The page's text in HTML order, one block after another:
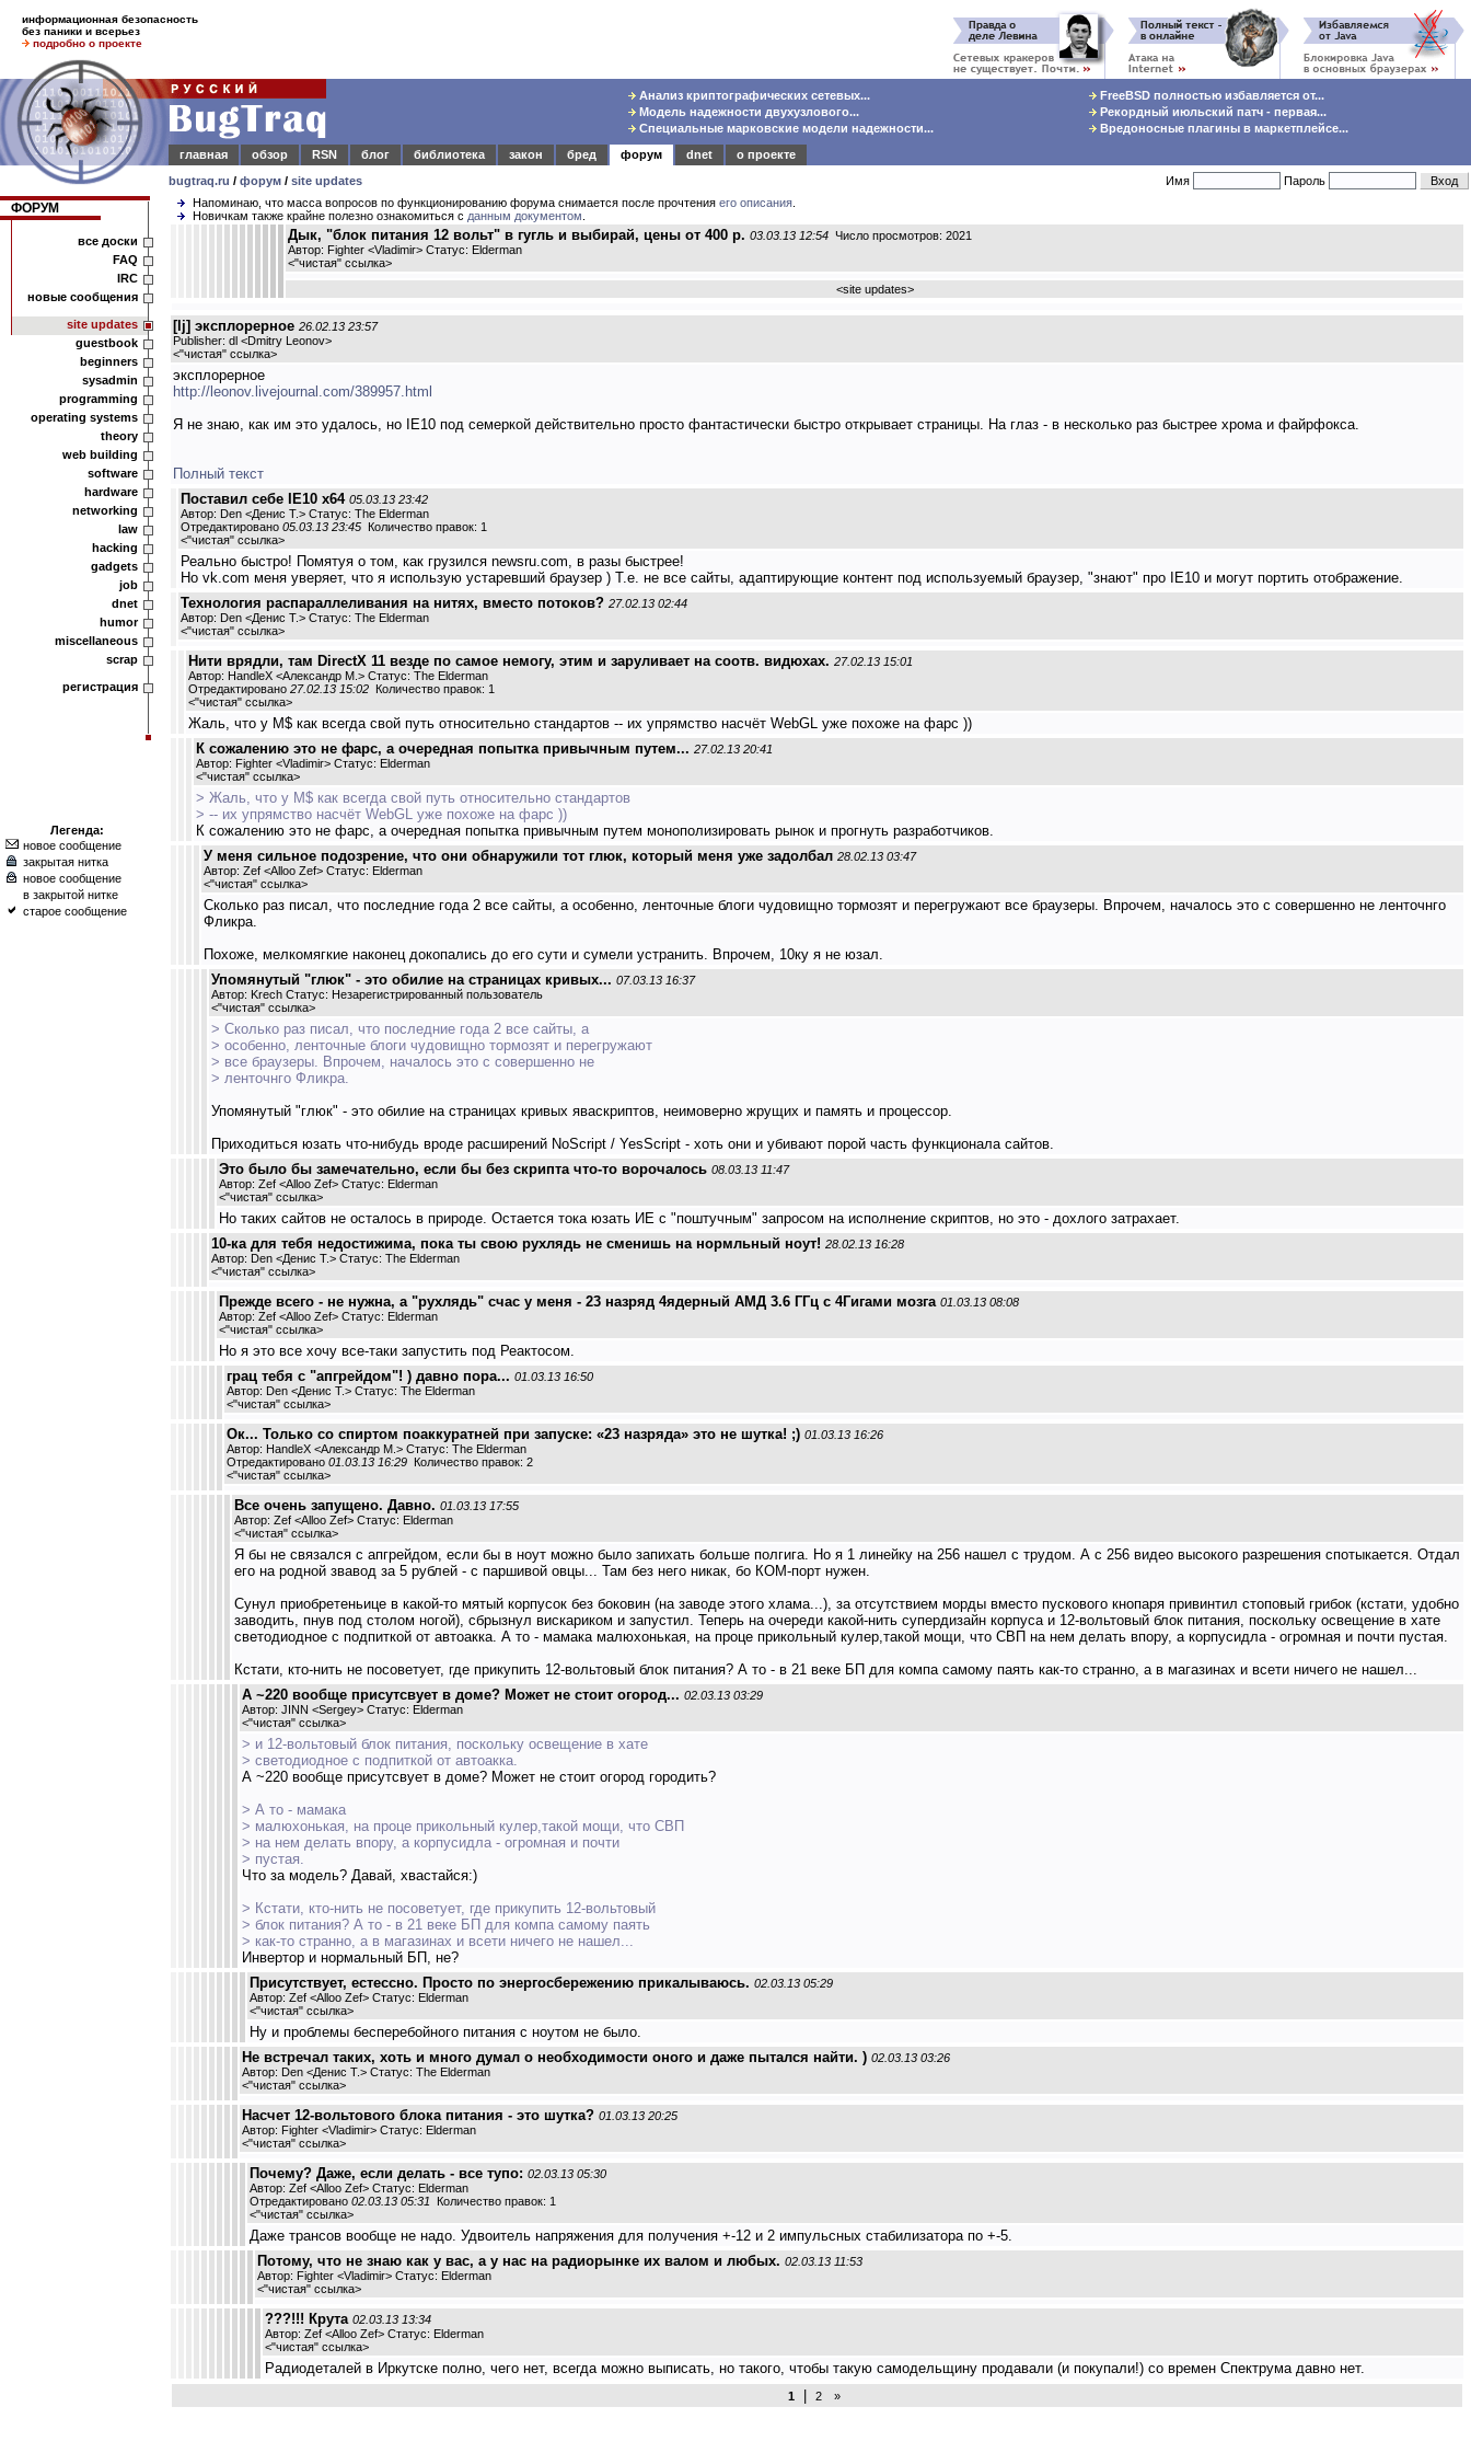
информационная безопасность
без паники и всерьез
подробно о проекте
Анализ криптографических сетевых...
Модель надежности двухузлового...
Специальные марковские модели надежности...
FreeBSD полностью избавляется от...
Рекордный июльский патч - первая...
Вредоносные плагины в маркетплейсе...
главная
обзор RSN блог библиотека закон бред форум dnet
о проекте
bugtraq.ru / форум / site updates Имя Пароль
ФОРУМ
все доски
FAQ
IRC
новые сообщения
site updates
guestbook
beginners
sysadmin
programming
operating systems
theory
web building
software
hardware
networking
law
hacking
gadgets
job
dnet
humor
miscellaneous
scrap
регистрация
Легенда:
новое сообщение
закрытая нитка
новое сообщение
в закрытой нитке
старое сообщение
Напоминаю, что масса вопросов по функционированию форума снимается после прочтения его описания
Новичкам также крайне полезно ознакомиться с данным документом
Дык, "блок питания 12 вольт" в гугль и выбирай, цены от 400 р. 03.03.13 12:54 Число просмотров: 2021
Автор: Fighter <Vladimir> Статус: Elderman
<"чистая" ссылка>
<site updates>
[lj] эксплорерное 26.02.13 23:57
Publisher: dl <Dmitry Leonov>
<"чистая" ссылка>
эксплорерное
http://leonov.livejournal.com/389957.html
Я не знаю, как им это удалось, но IE10 под семеркой действительно просто фантастически быстро открывает страницы. На глаз - в несколько раз быстрее хрома и файрфокса.
Полный текст
Поставил себе IE10 x64 05.03.13 23:42
Автор: Den <Денис Т.> Статус: The Elderman
Отредактировано 05.03.13 23:45 Количество правок: 1
<"чистая" ссылка>
Реально быстро! Помятуя о том, как грузился newsru.com, в разы быстрее!
Но vk.com меня уверяет, что я использую устаревший браузер ) Т.е. не все сайты, адаптирующие контент под используемый браузер, "знают" про IE10 и могут портить отображение.
Технология распараллеливания на нитях, вместо потоков? 27.02.13 02:44
Автор: Den <Денис Т.> Статус: The Elderman
<"чистая" ссылка>
Нити врядли, там DirectX 11 везде по самое немогу, этим и заруливает на соотв. видюхах. 27.02.13 15:01
Автор: HandleX <Александр М.> Статус: The Elderman
Отредактировано 27.02.13 15:02 Количество правок: 1
<"чистая" ссылка>
Жаль, что у M$ как всегда свой путь относительно стандартов -- их упрямство насчёт WebGL уже похоже на фарс ))
К сожалению это не фарс, а очередная попытка привычным путем... 27.02.13 20:41
Автор: Fighter <Vladimir> Статус: Elderman
<"чистая" ссылка>
> Жаль, что у M$ как всегда свой путь относительно стандартов
> -- их упрямство насчёт WebGL уже похоже на фарс ))
К сожалению это не фарс, а очередная попытка привычным путем монополизировать рынок и прогнуть разработчиков.
У меня сильное подозрение, что они обнаружили тот глюк, который меня уже задолбал 28.02.13 03:47
Автор: Zef <Alloo Zef> Статус: Elderman
<"чистая" ссылка>
Сколько раз писал, что последние года 2 все сайты, а особенно, ленточные блоги чудовищно тормозят и перегружают все браузеры. Впрочем, началось это с совершенно не ленточнго
Фликра.
Похоже, мелкомягкие наконец докопались до его сути и сумели устранить. Впрочем, 10ку я не юзал.
Упомянутый "глюк" - это обилие на страницах кривых... 07.03.13 16:37
Автор: Krech Статус: Незарегистрированный пользователь
<"чистая" ссылка>
> Сколько раз писал, что последние года 2 все сайты, а
> особенно, ленточные блоги чудовищно тормозят и перегружают
> все браузеры. Впрочем, началось это с совершенно не
> ленточнго Фликра.
Упомянутый "глюк" - это обилие на страницах кривых яваскриптов, неимоверно жрущих и память и процессор.
Приходиться юзать что-нибудь вроде расширений NoScript / YesScript - хоть они и убивают порой часть функционала сайтов.
Это было бы замечательно, если бы без скрипта что-то ворочалось 08.03.13 11:47
Автор: Zef <Alloo Zef> Статус: Elderman
<"чистая" ссылка>
Но таких сайтов не осталось в природе. Остается тока юзать ИЕ с "поштучным" запросом на исполнение скриптов, но это - дохлого затрахает.
10-ка для тебя недостижима, пока ты свою рухлядь не сменишь на нормльный ноут! 28.02.13 16:28
Автор: Den <Денис Т.> Статус: The Elderman
<"чистая" ссылка>
Прежде всего - не нужна, а "рухлядь" счас у меня - 23 назряд 4ядерный АМД 3.6 ГГц с 4Гигами мозга 01.03.13 08:08
Автор: Zef <Alloo Zef> Статус: Elderman
<"чистая" ссылка>
Но я это все хочу все-таки запустить под Реактосом.
грац тебя с "апгрейдом"! ) давно пора... 01.03.13 16:50
Автор: Den <Денис Т.> Статус: The Elderman
<"чистая" ссылка>
Ок... Только со спиртом поаккуратней при запуске: «23 назряда» это не шутка! ;) 01.03.13 16:26
Автор: HandleX <Александр М.> Статус: The Elderman
Отредактировано 01.03.13 16:29 Количество правок: 2
<"чистая" ссылка>
Все очень запущено. Давно. 01.03.13 17:55
Автор: Zef <Alloo Zef> Статус: Elderman
<"чистая" ссылка>
Я бы не связался с апгрейдом, если бы в ноут можно было запихать больше полгига. Но я 1 линейку на 256 нашел с трудом. А с 256 видео высокого разрешения спотыкается. Отдал
его на родной звавод за 5 рублей - с паршивой овцы... Там без него никак, бо КОМ-порт нужен.
Сунул приобретеньице в какой-то мятый корпусок без боковин (на заводе этого хлама...), за отсутствием морды вместо пускового кнопаря привинтил стоповый грибок (кстати, удобно
заводить, пнув под столом ногой), сбрызнул вискариком и запустил. Теперь на очереди какой-нить супердизайн корпуса и 12-вольтовый блок питания, поскольку освещение в хате
светодиодное с подпиткой от автоакка. А то - мамака малюхонькая, на проце прикольный кулер,такой мощи, что СВП на нем делать впору, а корпусидла - огромная и почти пустая.
Кстати, кто-нить не посоветует, где прикупить 12-вольтовый блок питания? А то - в 21 веке БП для компа самому паять как-то странно, а в магазинах и всети ничего не нашел...
А ~220 вообще присутсвует в доме? Может не стоит огород... 02.03.13 03:29
Автор: JINN <Sergey> Статус: Elderman
<"чистая" ссылка>
> и 12-вольтовый блок питания, поскольку освещение в хате
> светодиодное с подпиткой от автоакка.
А ~220 вообще присутсвует в доме? Может не стоит огород городить?
> А то - мамака
> малюхонькая, на проце прикольный кулер,такой мощи, что СВП
> на нем делать впору, а корпусидла - огромная и почти
> пустая.
Что за модель? Давай, хвастайся:)
> Кстати, кто-нить не посоветует, где прикупить 12-вольтовый
> блок питания? А то - в 21 веке БП для компа самому паять
> как-то странно, а в магазинах и всети ничего не нашел...
Инвертор и нормальный БП, не?
Присутствует, естессно. Просто по энергосбережению прикалываюсь. 02.03.13 05:29
Автор: Zef <Alloo Zef> Статус: Elderman
<"чистая" ссылка>
Ну и проблемы бесперебойного питания с ноутом не было.
Не встречал таких, хоть и много думал о необходимости оного и даже пытался найти. ) 02.03.13 03:26
Автор: Den <Денис Т.> Статус: The Elderman
<"чистая" ссылка>
Насчет 12-вольтового блока питания - это шутка? 01.03.13 20:25
Автор: Fighter <Vladimir> Статус: Elderman
<"чистая" ссылка>
Почему? Даже, если делать - все тупо: 02.03.13 05:30
Автор: Zef <Alloo Zef> Статус: Elderman
Отредактировано 02.03.13 05:31 Количество правок: 1
<"чистая" ссылка>
Даже трансов вообще не надо. Удвоитель напряжения для получения +-12 и 2 импульсных стабилизатора по +-5.
Потому, что не знаю как у вас, а у нас на радиорынке их валом и любых. 02.03.13 11:53
Автор: Fighter <Vladimir> Статус: Elderman
<"чистая" ссылка>
???!!! Крута 02.03.13 13:34
Автор: Zef <Alloo Zef> Статус: Elderman
<"чистая" ссылка>
Радиодеталей в Иркутске полно, чего нет, всегда можно выписать, но такого, чтобы такую самодельщину продавали (и покупали!) со времен Спектрума давно нет.
1| 2 »